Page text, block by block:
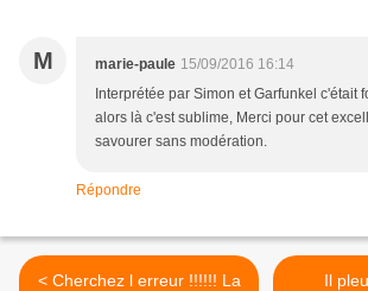
M marie-paule 15/09/2016 16:14
Interprétée par Simon et Garfunkel c'était
alors là c'est sublime, Merci pour cet
savourer sans modération.
Répondre
< Cherchez l erreur !!!!!! La
Il